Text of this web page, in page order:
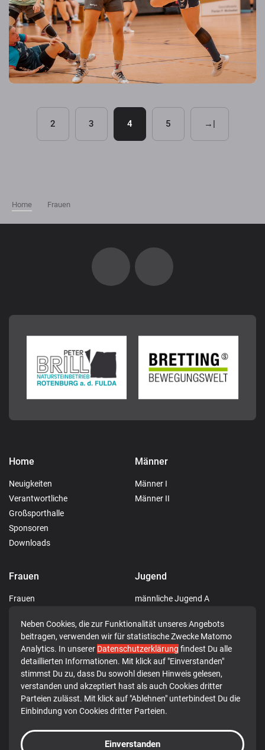
Neben Cookies, die zur Funktionalität unseres Angebots
beitragen, verwenden wir für statistische Zwecke Matomo
Analytics. In unserer Datenschutzerklärung findest Du alle
detaillierten Informationen. Mit klick auf "Einverstanden"
stimmst Du zu, dass Du sowohl diesen Hinweis gelesen,
verstanden und akzeptiert hast als auch Cookies dritter
Parteien zulässt. Mit klick auf "Ablehnen" unterbindest Du die
Einbindung von Cookies dritter Parteien.
Einverstanden
2 3 4 5 →|
Home Frauen
Home
Neuigkeiten
Verantwortliche
Großsporthalle
Sponsoren
Downloads
Männer
Männer I
Männer II
Frauen
Frauen
Jugend
männliche Jugend A
männliche Jugend D
männliche Jugend E
weibliche Jugend E
gemischte Jugend F
Minis
© 2026 TG 1849 Rotenburg a.d. Fulda e.V.